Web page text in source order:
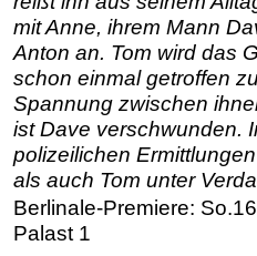
mit Anne, ihrem Mann
Anton an. Tom wird das
schon einmal getroffen
Spannung zwischen
ist Dave verschwunden.
polizeilichen
als auch Tom unter
Berlinale-Premiere:
Palast 1